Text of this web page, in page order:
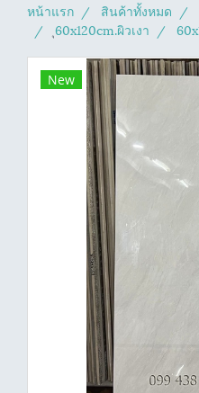
หน้าแรก สินค้าทั้งหมด
ุ60x120cm.ผิวเงา
New